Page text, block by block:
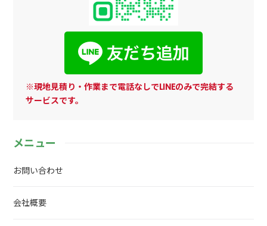
※現地見積り・作業まで電話なしでLINEのみで完結する
サービスです。
メニュー
お問い合わせ
会社概要